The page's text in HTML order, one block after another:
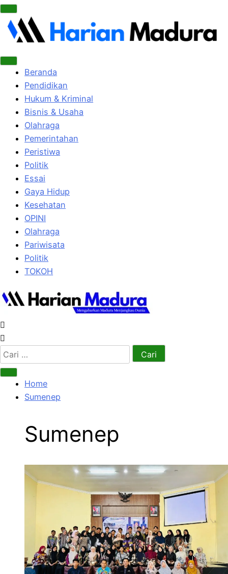
Beranda
Pendidikan
Hukum & Kriminal
Bisnis & Usaha
Olahraga
Pemerintahan
Peristiwa
Politik
Essai
Gaya Hidup
Kesehatan
OPINI
Olahraga
Pariwisata
Politik
TOKOH
Cari
untuk:
Home
Sumenep
Sumenep